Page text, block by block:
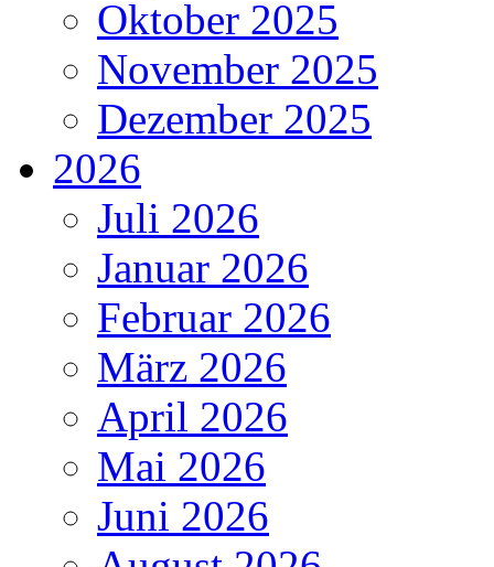
Oktober 2025
November 2025
Dezember 2025
2026
Juli 2026
Januar 2026
Februar 2026
März 2026
April 2026
Mai 2026
Juni 2026